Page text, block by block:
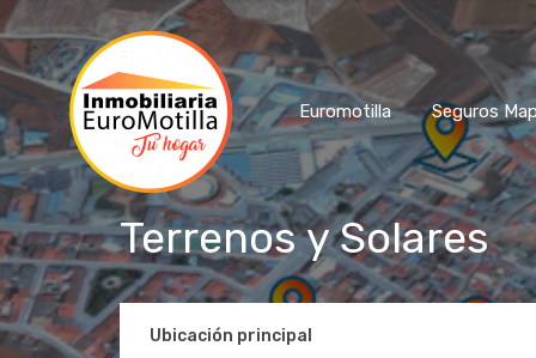
Euromotilla Seguros
Terrenos y Solares
Ubicación principal